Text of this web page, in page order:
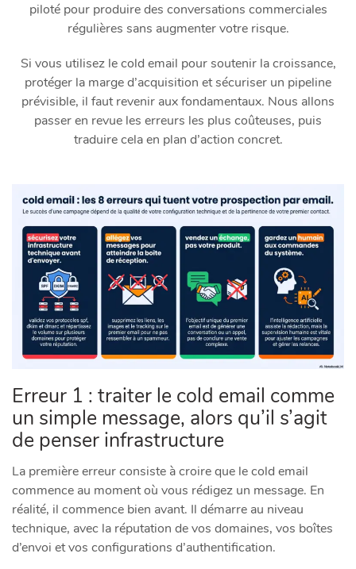
piloté pour produire des conversations commerciales
régulières sans augmenter votre risque.
Si vous utilisez le cold email pour soutenir la croissance,
protéger la marge d’acquisition et sécuriser un pipeline
prévisible, il faut revenir aux fondamentaux. Nous allons
passer en revue les erreurs les plus coûteuses, puis
traduire cela en plan d’action concret.
Erreur 1 : traiter le cold email comme
un simple message, alors qu’il s’agit
de penser infrastructure
La première erreur consiste à croire que le cold email
commence au moment où vous rédigez un message. En
réalité, il commence bien avant. Il démarre au niveau
technique, avec la réputation de vos domaines, vos boîtes
d’envoi et vos configurations d’authentification.